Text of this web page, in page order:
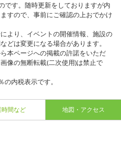
です。随時更新をしておりますが内
すので、事前にご確認の上おでかけ
より、イベントの開催情報、施設の
どは変更になる場合があります。
本ページへの掲載の許諾をいただ
像の無断転載(二次使用)は禁止で
内税表示です。
時間など 地図・アクセス